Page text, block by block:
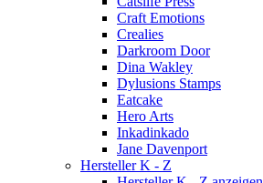
Craft Emotions
Crealies
Darkroom Door
Dina Wakley
Dylusions Stamps
Eatcake
Hero Arts
Inkadinkado
Jane Davenport
Hersteller K - Z